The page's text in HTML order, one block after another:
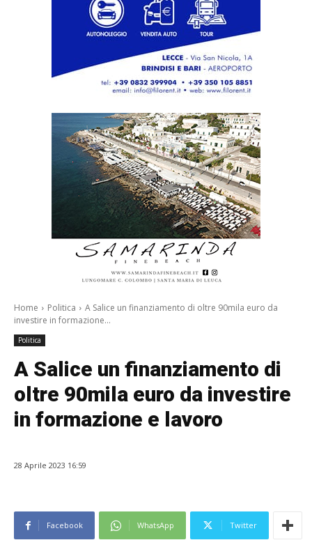
Home Politica
A Salice un finanziamento di oltre 90mila euro da
investire in formazione...
Politica
A Salice un finanziamento di
oltre 90mila euro da investire
in formazione e lavoro
28 Aprile 2023 16:59
Facebook WhatsApp Twitter